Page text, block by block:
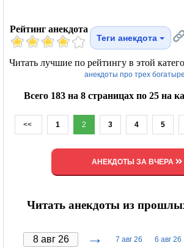
Рейтинг анекдота
Теги анекдота
Читать лучшие по рейтингу в этой
анекдоты про трех
Всего 183 на 8 страницах по 25 на
<< 1 2 3 4 5
АНЕКДОТЫ ЗА ВЧЕРА
Читать анекдоты из
→ 7 авг 26 6 авг 26